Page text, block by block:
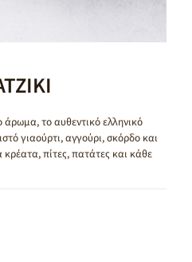
το αυθεντικό ελληνικό
γιαούρτι, αγγούρι, σκόρδο και
πίτες, πατάτες και κάθε